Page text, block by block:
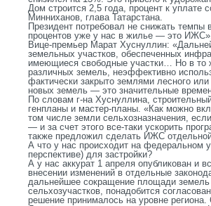
Дом строится 2,5 года, процент к
Минниханов, глава Татарстана.
Президент потребовал не снижать
процентов уже у нас в жилье — это
Вице-премьер Марат Хуснуллин:
земельных участков, обеспеченных
имеющиеся свободные участки… Но в то
различных земель, неэффективно
фактически закрыто землями лесного
новых земель — это значительные
По словам г-на Хуснуллина,
генпланы и мастер-планы. «Как можно
том числе земли сельхозназначения,
— и за счет этого все-таки ускорить
также предложил сделать ИЖС
А что у нас происходит на федеральном
перспективе) для застройки?
А у нас аккурат 1 апреля опубликован
внесении изменений в отдельные
дальнейшее сокращение площади земель
сельхозучастков, понадобится
решение принималось на уровне